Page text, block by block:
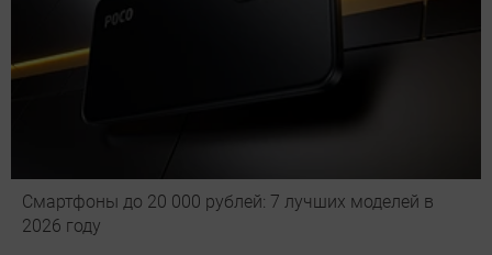
Смартфоны до 20 000 рублей: 7 лучших моделей в
2026 году